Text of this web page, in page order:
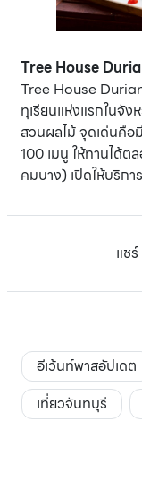
Tree House
Tree House
ทุเรียนแห่งแรกในจัง
สวนผลไม้ จุดเด่นคือ
100 เมนู ให้ทานได้
คมบาง) เปิดให้บริก
แชร์
อีเว้นท์พาสอัปเดต
เที่ยวจันทบุรี